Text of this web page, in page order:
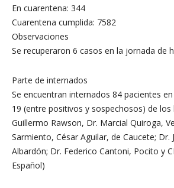
En cuarentena: 344
Cuarentena cumplida: 7582
Observaciones
Se recuperaron 6 casos en la jornada de
Parte de internados
Se encuentran internados 84 pacientes
19 (entre positivos y sospechosos) de los
Guillermo Rawson, Dr. Marcial Quiroga,
Sarmiento, César Aguilar, de Caucete; Dr.
Albardón; Dr. Federico Cantoni, Pocito y
Español)